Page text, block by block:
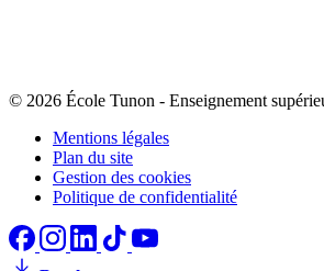
© 2026 École Tunon - Enseignement
Mentions légales
Plan du site
Gestion des cookies
Politique de confidentialité